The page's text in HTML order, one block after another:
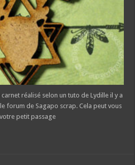
réalisé selon un tuto de Lydille il y a
forum de Sagapo scrap. Cela peut vous
petit passage